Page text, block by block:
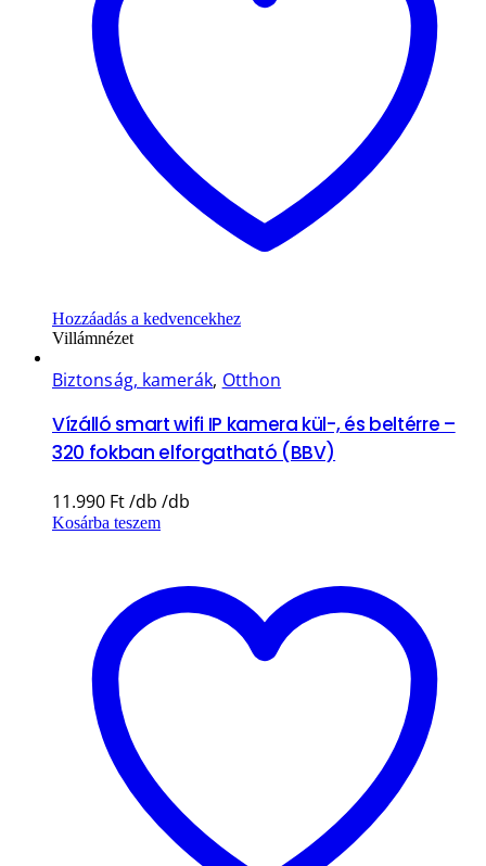
Hozzáadás a kedvencekhez
Villámnézet
Biztonság, kamerák, Otthon
Vízálló smart wifi IP kamera kül-, és beltérre –
320 fokban elforgatható (BBV)
11.990 Ft
Kosárba teszem